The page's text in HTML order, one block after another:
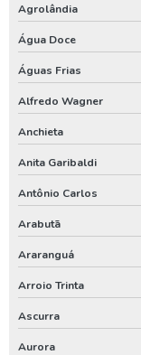
Outorga de poço
Outorga para
Perfuração de poço
Perfuração de poço
Perfuração de poço
Perfuração de poço
Perfuração de poço
Perfuração de poço preço
Agrolândia
Água Doce
Águas Frias
Alfredo Wagner
Anchieta
Anita Garibaldi
Antônio Carlos
Arabutã
Araranguá
Arroio Trinta
Ascurra
Aurora